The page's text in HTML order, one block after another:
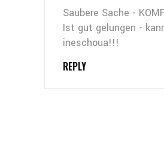
Saubere Sache -
Ist gut gelungen -
ineschoua!!!
REPLY